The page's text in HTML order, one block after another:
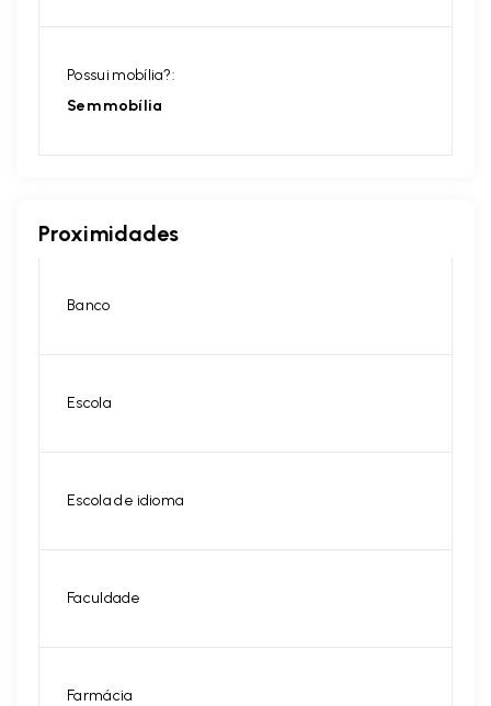
Possui mobília?:
Sem mobília
Proximidades
Banco
Escola
Escola de idioma
Faculdade
Farmácia